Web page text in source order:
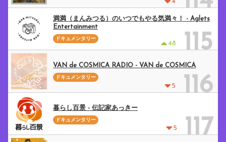
48 115
満満（まんみつる）のいつでもやる気満々！ - Aglets
Entertainment
ドキュメンタリー
5 116
VAN de COSMICA RADIO - VAN de COSMICA
ドキュメンタリー
5 117
暮らし百景 - 伝記家あっきー
ドキュメンタリー